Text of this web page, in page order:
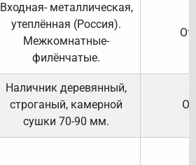
Входная- металлическая,
утеплённая (Россия).
Межкомнатные-
филёнчатые.
Наличник деревянный,
строганый, камерной
сушки 70-90 мм.